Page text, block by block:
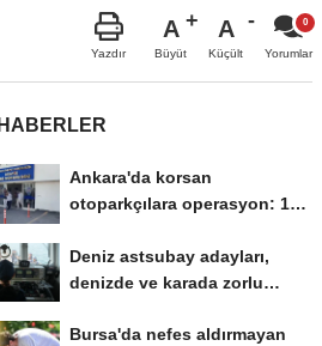
Yazdır
A
Büyüt
A
Küçült Yorumlar
Ankara'da korsan
otoparkçılara operasyon: 10
Deniz astsubay adayları,
denizde ve karada zorlu
Bursa'da nefes aldırmayan